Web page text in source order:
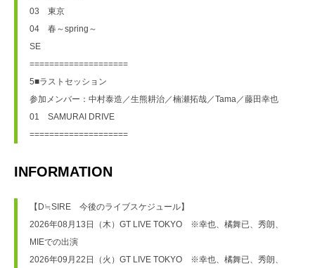
03　東京
04　春～spring～
SE
====================
5■ラストセッション
参加メンバー：中村泰造／生熊耕治／楠瀬拓哉／Tama／藤田幸也
01　SAMURAI DRIVE
====================
INFORMATION
【D≒SIRE　今後のライブスケジュール】
2026年08月13日（木）GT LIVE TOKYO　※幸也、橘舞已、秀朗、
MIEでの出演
2026年09月22日（火）GT LIVE TOKYO　※幸也、橘舞已、秀朗、